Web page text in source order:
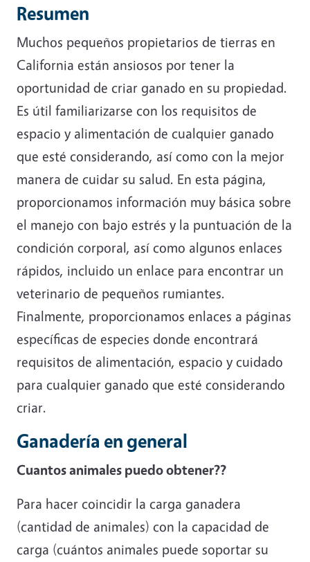
Resumen
Muchos pequeños propietarios de tierras en
California están ansiosos por tener la
oportunidad de criar ganado en su propiedad.
Es útil familiarizarse con los requisitos de
espacio y alimentación de cualquier ganado
que esté considerando, así como con la mejor
manera de cuidar su salud. En esta página,
proporcionamos información muy básica sobre
el manejo con bajo estrés y la puntuación de la
condición corporal, así como algunos enlaces
rápidos, incluido un enlace para encontrar un
veterinario de pequeños rumiantes.
Finalmente, proporcionamos enlaces a páginas
específicas de especies donde encontrará
requisitos de alimentación, espacio y cuidado
para cualquier ganado que esté considerando
criar.
Ganadería en general
Cuantos animales puedo obtener??
Para hacer coincidir la carga ganadera
(cantidad de animales) con la capacidad de
carga (cuántos animales puede soportar su